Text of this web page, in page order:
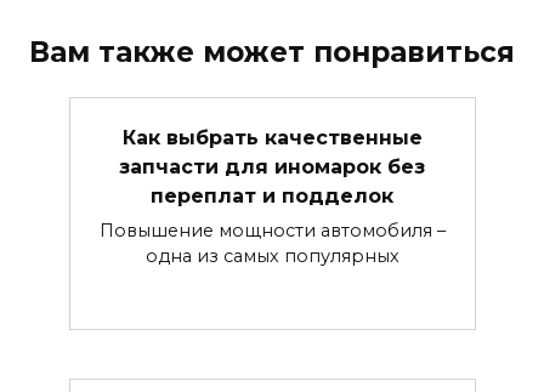
Вам также может понравиться
Как выбрать качественные
запчасти для иномарок без
переплат и подделок
Повышение мощности автомобиля –
одна из самых популярных